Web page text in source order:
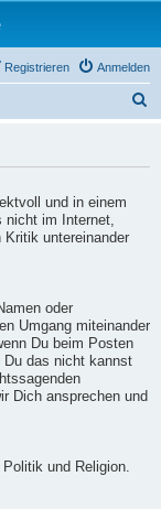
Anmelden
Registrieren
und in einem
nicht im Internet,
Kritik untereinander
oder
Umgang miteinander
Du beim Posten
Du das nicht kannst
Dich ansprechen und
und Religion.